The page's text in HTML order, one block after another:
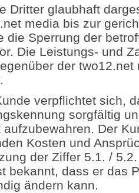
Dritter glaubhaft
media bis zur
die Sperrung der
Die Leistungs- und
der
verpflichtet sich,
sorgfältig
aufzubewahren. Der
Kosten und
der Ziffer 5.1. /
bekannt, dass er das
ändern kann.